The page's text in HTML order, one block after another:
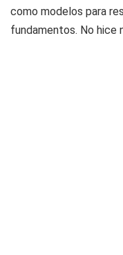
como modelos para
fundamentos. No hice